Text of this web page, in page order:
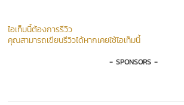
ไอเท็มนี้ต้องการรีวิว
คุณสามารถเขียนรีวิวได้หากเคยใช้ไอเท็มนี้
- SPONSORS -